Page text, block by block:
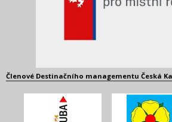
Členové Destinačního managementu Česká